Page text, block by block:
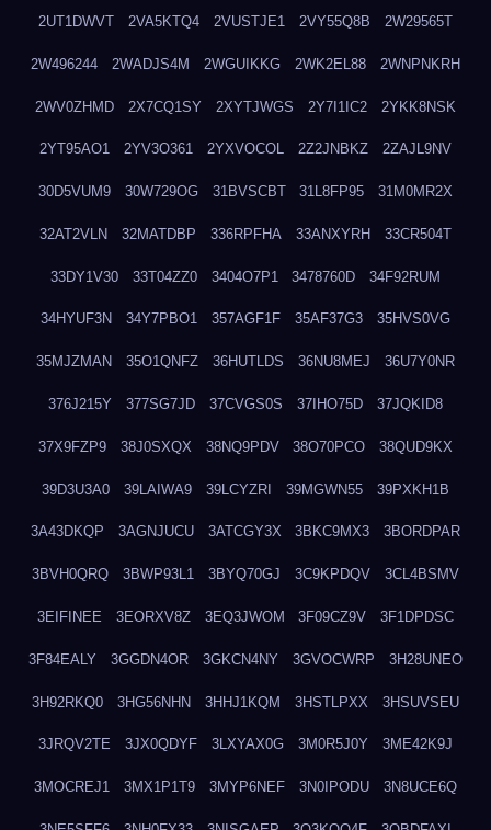
2UT1DWVT 2VA5KTQ4 2VUSTJE1 2VY55Q8B 2W29565T
2W496244 2WADJS4M 2WGUIKKG 2WK2EL88 2WNPNKRH
2WV0ZHMD 2X7CQ1SY 2XYTJWGS 2Y7I1IC2 2YKK8NSK
2YT95AO1 2YV3O361 2YXVOCOL 2Z2JNBKZ 2ZAJL9NV
30D5VUM9 30W729OG 31BVSCBT 31L8FP95 31M0MR2X
32AT2VLN 32MATDBP 336RPFHA 33ANXYRH 33CR504T
33DY1V30 33T04ZZ0 3404O7P1 3478760D 34F92RUM
34HYUF3N 34Y7PBO1 357AGF1F 35AF37G3 35HVS0VG
35MJZMAN 35O1QNFZ 36HUTLDS 36NU8MEJ 36U7Y0NR
376J215Y 377SG7JD 37CVGS0S 37IHO75D 37JQKID8
37X9FZP9 38J0SXQX 38NQ9PDV 38O70PCO 38QUD9KX
39D3U3A0 39LAIWA9 39LCYZRI 39MGWN55 39PXKH1B
3A43DKQP 3AGNJUCU 3ATCGY3X 3BKC9MX3 3BORDPAR
3BVH0QRQ 3BWP93L1 3BYQ70GJ 3C9KPDQV 3CL4BSMV
3EIFINEE 3EORXV8Z 3EQ3JWOM 3F09CZ9V 3F1DPDSC
3F84EALY 3GGDN4OR 3GKCN4NY 3GVOCWRP 3H28UNEO
3H92RKQ0 3HG56NHN 3HHJ1KQM 3HSTLPXX 3HSUVSEU
3JRQV2TE 3JX0QDYF 3LXYAX0G 3M0R5J0Y 3ME42K9J
3MOCREJ1 3MX1P1T9 3MYP6NEF 3N0IPODU 3N8UCE6Q